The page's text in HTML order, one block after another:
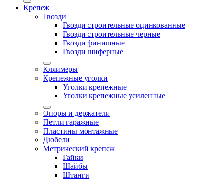
Крепеж
Гвозди
Гвозди строительные оцинкованные
Гвозди строительные черные
Гвозди финишные
Гвозди шиферные
Кляймеры
Крепежные уголки
Уголки крепежные
Уголки крепежные усиленные
Опоры и держатели
Петли гаражные
Пластины монтажные
Дюбели
Метрический крепеж
Гайки
Шайбы
Штанги